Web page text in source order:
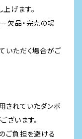
げます。
欠品・完売の場
いただく場合がご
されていたダンボ
ざいます。
ご負担を避ける